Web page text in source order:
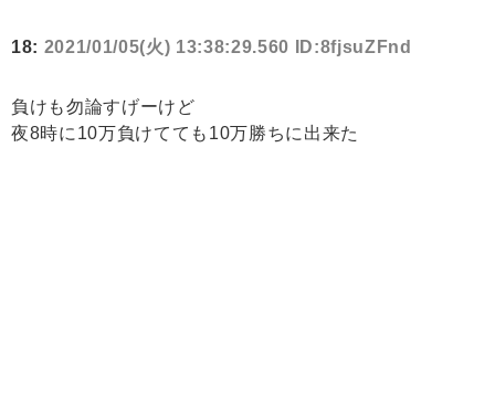
18: 2021/01/05(火) 13:38:29.560 ID:8fjsuZFnd
負けも勿論すげーけど
夜8時に10万負けてても10万勝ちに出来た